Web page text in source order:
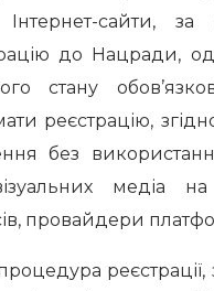
Інтернет-сайти,
до Нацради,
стану
реєстрацію,
без
медіа
провайдери